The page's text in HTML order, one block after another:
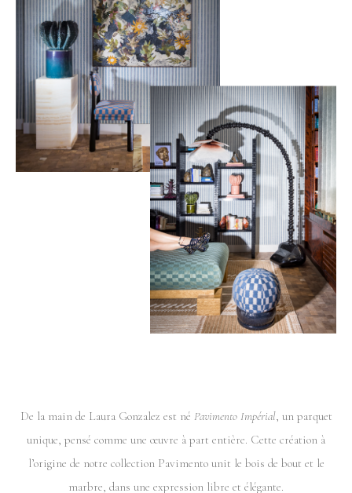
De la main de Laura Gonzalez est né Pavimento Impérial, un parquet
unique, pensé comme une œuvre à part entière. Cette création à
l’origine de notre collection Pavimento unit le bois de bout et le
marbre, dans une expression libre et élégante.